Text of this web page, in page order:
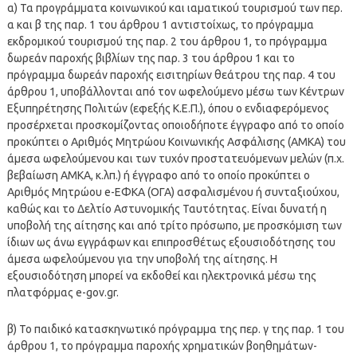
α) Τα προγράμματα κοινωνικού και ιαματικού τουρισμού των περ.
α και β της παρ. 1 του άρθρου 1 αντιστοίχως, το πρόγραμμα
εκδρομικού τουρισμού της παρ. 2 του άρθρου 1, το πρόγραμμα
δωρεάν παροχής βιβλίων της παρ. 3 του άρθρου 1 και το
πρόγραμμα δωρεάν παροχής εισιτηρίων θεάτρου της παρ. 4 του
άρθρου 1, υποβάλλονται από τον ωφελούμενο μέσω των Κέντρων
Εξυπηρέτησης Πολιτών (εφεξής Κ.Ε.Π.), όπου ο ενδιαφερόμενος
προσέρχεται προσκομίζοντας οποιοδήποτε έγγραφο από το οποίο
προκύπτει ο Αριθμός Μητρώου Κοινωνικής Ασφάλισης (ΑΜΚΑ) του
άμεσα ωφελούμενου και των τυχόν προστατευόμενων μελών (π.χ.
βεβαίωση ΑΜΚΑ, κ.λπ.) ή έγγραφο από το οποίο προκύπτει ο
Αριθμός Μητρώου e-ΕΦΚΑ (ΟΓΑ) ασφαλισμένου ή συνταξιούχου,
καθώς και το Δελτίο Αστυνομικής Ταυτότητας. Είναι δυνατή η
υποβολή της αίτησης και από τρίτο πρόσωπο, με προσκόμιση των
ίδιων ως άνω εγγράφων και επιπροσθέτως εξουσιοδότησης του
άμεσα ωφελούμενου για την υποβολή της αίτησης. Η
εξουσιοδότηση μπορεί να εκδοθεί και ηλεκτρονικά μέσω της
πλατφόρμας e-gov.gr.
β) Το παιδικό κατασκηνωτικό πρόγραμμα της περ. γ της παρ. 1 του
άρθρου 1, το πρόγραμμα παροχής χρηματικών βοηθημάτων-